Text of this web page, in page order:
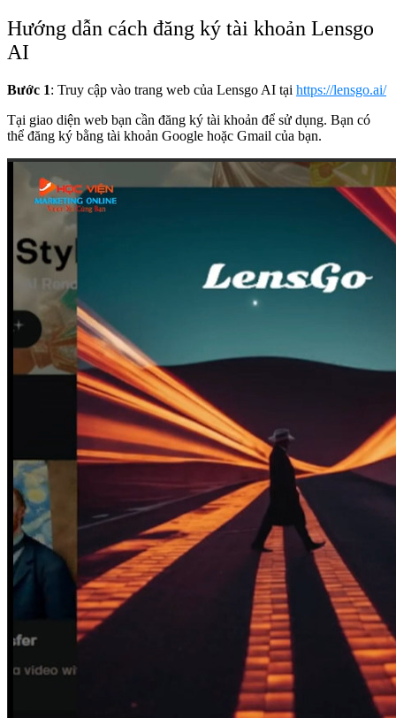
Hướng dẫn cách đăng ký tài khoản Lensgo
AI
Bước 1: Truy cập vào trang web của Lensgo AI tại https://lensgo.ai/
Tại giao diện web bạn cần đăng ký tài khoản để sử dụng. Bạn có
thể đăng ký bằng tài khoản Google hoặc Gmail của bạn.